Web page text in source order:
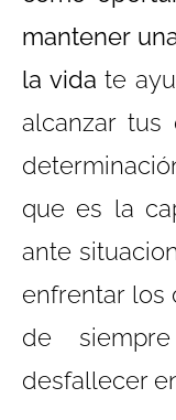
mantener
la vida te
alcanzar tus
que es la
ante
enfrentar los
de
desfallecer